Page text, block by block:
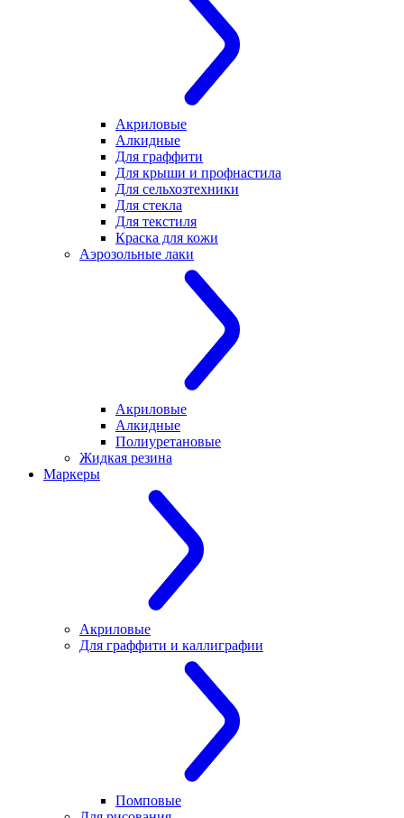
Акриловые
Алкидные
Для граффити
Для крыши и профнастила
Для сельхозтехники
Для стекла
Для текстиля
Краска для кожи
Аэрозольные лаки
Акриловые
Алкидные
Полиуретановые
Жидкая резина
Маркеры
Акриловые
Для граффити и каллиграфии
Помповые